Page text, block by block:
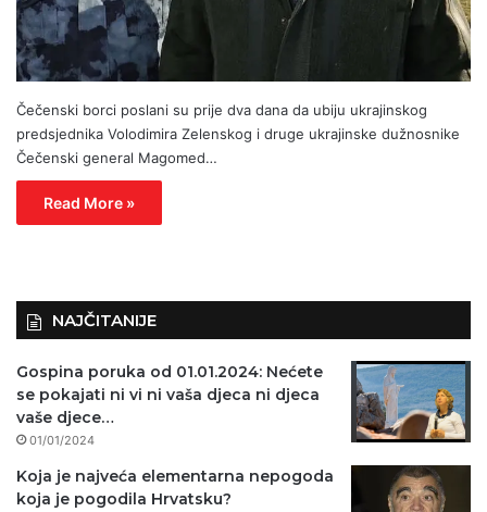
Čečenski borci poslani su prije dva dana da ubiju ukrajinskog
predsjednika Volodimira Zelenskog i druge ukrajinske dužnosnike
Čečenski general Magomed…
Read More »
NAJČITANIJE
Gospina poruka od 01.01.2024: Nećete
se pokajati ni vi ni vaša djeca ni djeca
vaše djece…
01/01/2024
Koja je najveća elementarna nepogoda
koja je pogodila Hrvatsku?